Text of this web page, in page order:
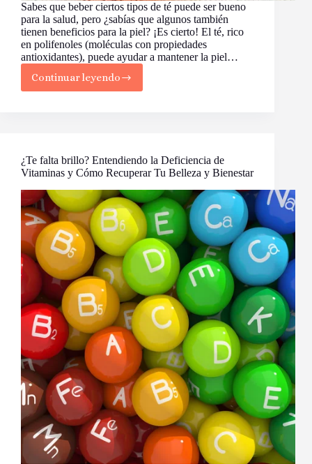
Sabes que beber ciertos tipos de té puede ser bueno
para la salud, pero ¿sabías que algunos también
tienen beneficios para la piel? ¡Es cierto! El té, rico
en polifenoles (moléculas con propiedades
antioxidantes), puede ayudar a mantener la piel…
Continuar leyendo
Beneficios
del
¿Te falta brillo? Entendiendo la Deficiencia de
Vitaminas y Cómo Recuperar Tu Belleza y Bienestar